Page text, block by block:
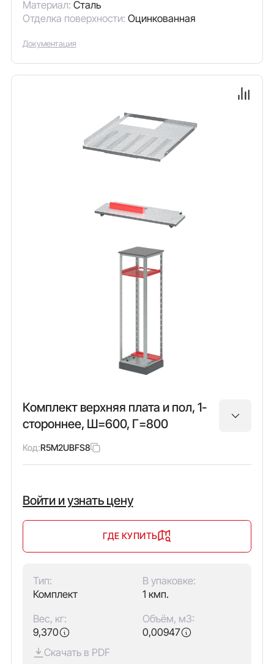
Материал: Сталь
Отделка поверхности: Оцинкованная
Документация
Комплект верхняя плата и пол, 1-
стороннее, Ш=600, Г=800
Код:R5M2UBFS8
Войти и узнать цену
ГДЕ КУПИТЬ
Тип:
Комплект
В упаковке:
1 кмп.
Вес, кг:
9,370
Объём, м3:
0,00947
Скачать в PDF